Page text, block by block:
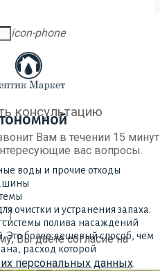
icon-phone
консультацию
Вам в течении 15
вас вопросы.
Вы даёте согласие на
персональных данных.
воды и прочие отходы
очистки и устранения запаха.
системы полива насаждений
Это более дешевый способ, чем
расход которой